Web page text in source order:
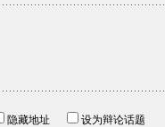
隐藏地址
设为辩论话题